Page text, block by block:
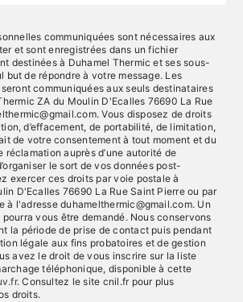
communiquées sont nécessaires aux
et sont enregistrées dans un fichier
destinées à Duhamel Thermic et ses sous-
but de répondre à votre message. Les
communiquées aux seuls destinataires
ZA du Moulin D'Ecalles 76690 La Rue
Vous disposez de droits
d’effacement, de portabilité, de limitation,
de votre consentement à tout moment et du
réclamation auprès d’une autorité de
le sort de vos données post-
exercer ces droits par voie postale à
D'Ecalles 76690 La Rue Saint Pierre ou par
à l'adresse duhamelthermic@gmail.com. Un
vous être demandé. Nous conservons
la période de prise de contact puis pendant
légale aux fins probatoires et de gestion
avez le droit de vous inscrire sur la liste
téléphonique, disponible à cette
. Consultez le site cnil.fr pour plus
droits.